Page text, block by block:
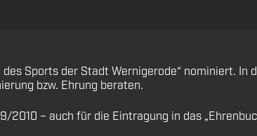
Sports der Stadt Wernigerode“ nominiert. In
bzw. Ehrung beraten.
– auch für die Eintragung in das